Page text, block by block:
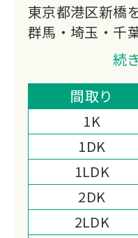
東京都港区新橋
群馬・埼玉・千
1都6県で遺品整
掃に対応してい
遺品買取から仏
品供養まで全8
険加入と女性ス
選ばれる理由で
続
間取り
1K
1DK
1LDK
2DK
2LDK